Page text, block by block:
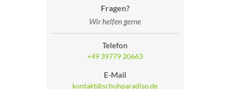
Fragen?
Wir helfen gerne
Telefon
+49 39779 20663
E-Mail
kontakt@schuhparadiso.de